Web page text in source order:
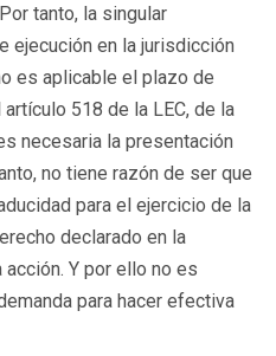
tanto, la singular
ejecución en la jurisdicción
es aplicable el plazo de
518 de la LEC, de la
necesaria la presentación
no tiene razón de ser que
para el ejercicio de la
declarado en la
Y por ello no es
para hacer efectiva